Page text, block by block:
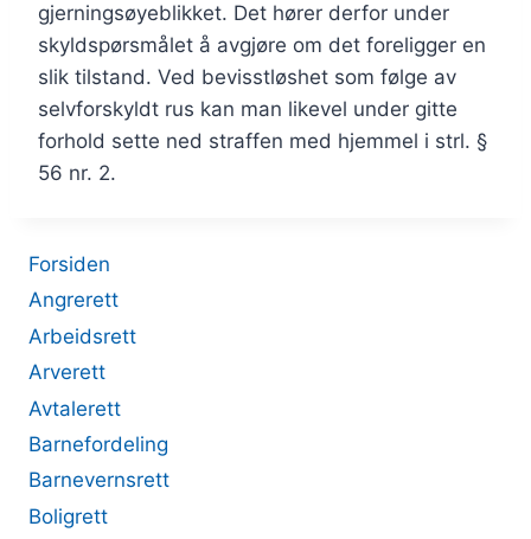
gjerningsøyeblikket. Det hører derfor under
skyldspørsmålet å avgjøre om det foreligger en
slik tilstand. Ved bevisstløshet som følge av
selvforskyldt rus kan man likevel under gitte
forhold sette ned straffen med hjemmel i strl. §
56 nr. 2.
Forsiden
Angrerett
Arbeidsrett
Arverett
Avtalerett
Barnefordeling
Barnevernsrett
Boligrett